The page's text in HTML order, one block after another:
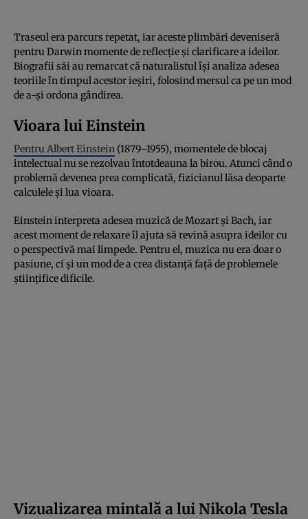
Traseul era parcurs repetat, iar aceste plimbări deveniseră
pentru Darwin momente de reflecție și clarificare a ideilor.
Biografii săi au remarcat că naturalistul își analiza adesea
teoriile în timpul acestor ieșiri, folosind mersul ca pe un mod
de a-și ordona gândirea.
Vioara lui Einstein
Pentru Albert Einstein (1879–1955), momentele de blocaj
intelectual nu se rezolvau întotdeauna la birou. Atunci când o
problemă devenea prea complicată, fizicianul lăsa deoparte
calculele și lua vioara.
Einstein interpreta adesea muzică de Mozart și Bach, iar
acest moment de relaxare îl ajuta să revină asupra ideilor cu
o perspectivă mai limpede. Pentru el, muzica nu era doar o
pasiune, ci și un mod de a crea distanță față de problemele
științifice dificile.
Vizualizarea mintală a lui Nikola Tesla